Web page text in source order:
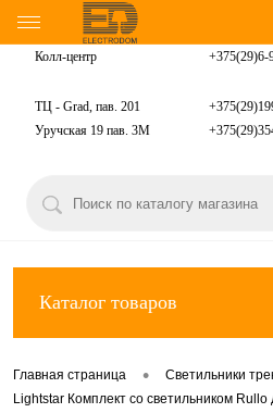
Колл-центр +375(29)6-
ТЦ - Grad, пав. 201
Уручская 19 пав. 3М
Каталог товаров
Главная страница • Светильники
Lightstar Комплект со светильником